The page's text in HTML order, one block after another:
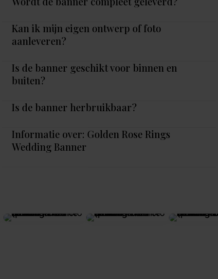
Kan ik mijn eigen ontwerp of foto
aanleveren?
Is de banner geschikt voor binnen en
buiten?
Is de banner herbruikbaar?
Informatie over: Golden Rose Rings
Wedding Banner